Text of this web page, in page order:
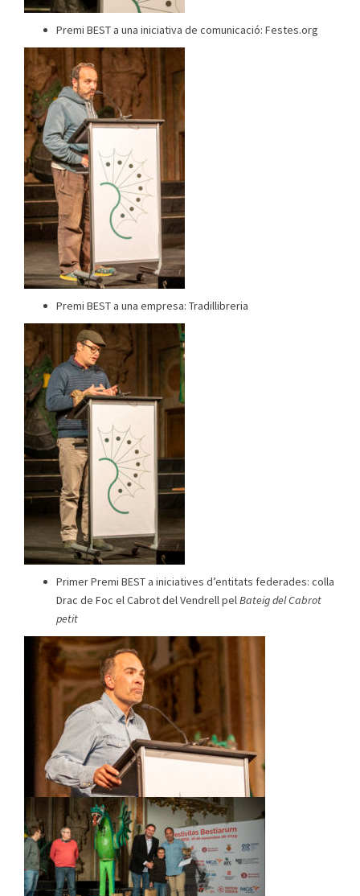
Premi BEST a una iniciativa de comunicació: Festes.org
Premi BEST a una empresa: Tradillibreria
Primer Premi BEST a iniciatives d’entitats federades: colla
Drac de Foc el Cabrot del Vendrell pelBateig del Cabrot
petit